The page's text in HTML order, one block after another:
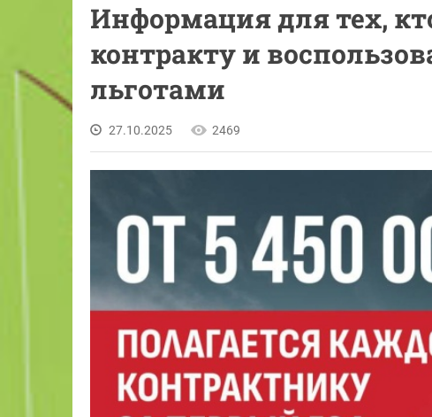
Информация для тех,
контракту и
льготами
27.10.2025 2469